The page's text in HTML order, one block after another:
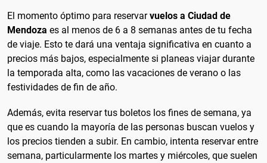
El momento óptimo para reservarvuelos a Ciudad de
Mendoza es al menos de 6 a 8 semanas antes de tu fecha
de viaje. Esto te dará una ventaja significativa en cuanto a
precios más bajos, especialmente si planeas viajar durante
la temporada alta, como las vacaciones de verano o las
festividades de fin de año.
Además, evita reservar tus boletos los fines de semana, ya
que es cuando la mayoría de las personas buscan vuelos y
los precios tienden a subir. En cambio, intenta reservar entre
semana, particularmente los martes y miércoles, que suelen